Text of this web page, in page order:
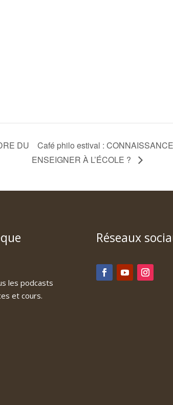
DU
Café philo estival :
ENSEIGNER À L’ÉCOLE ?
les podcasts
et cours.
Réseaux